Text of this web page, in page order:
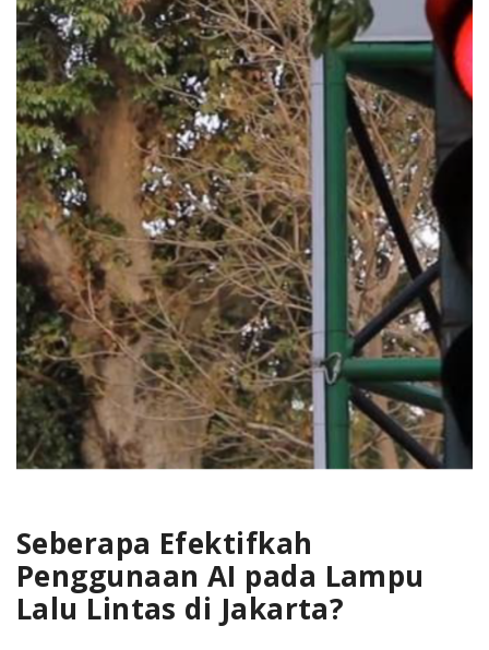
Seberapa Efektifkah
Penggunaan AI pada Lampu
Lalu Lintas di Jakarta?